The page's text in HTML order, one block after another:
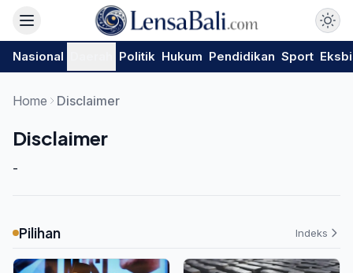
Nasional Politik Hukum Pendidikan Sport
Home Disclaimer
Disclaimer
-
Pilihan Indeks